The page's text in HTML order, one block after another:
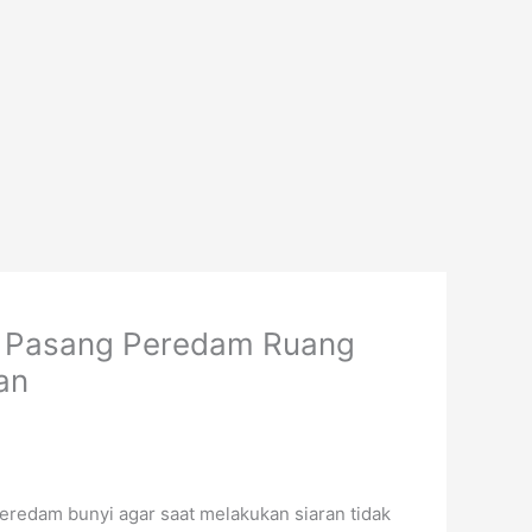
Peredam Ruang
bunyi agar saat melakukan siaran tidak